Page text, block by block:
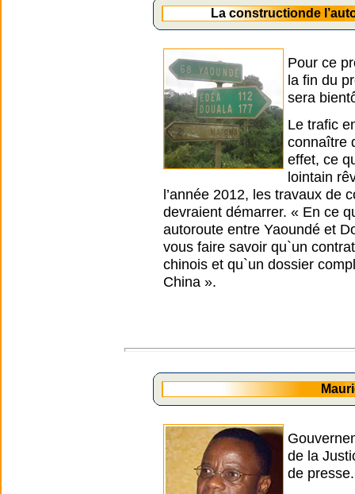
La constructionde
Pour ce
la fin du
sera
Le trafic
connaître
effet, ce
lointain
l’année 2012, les travaux de
devraient démarrer. « En ce
autoroute entre Yaoundé et
vous faire savoir qu`un
chinois et qu`un dossier
China ».
de la
de presse.